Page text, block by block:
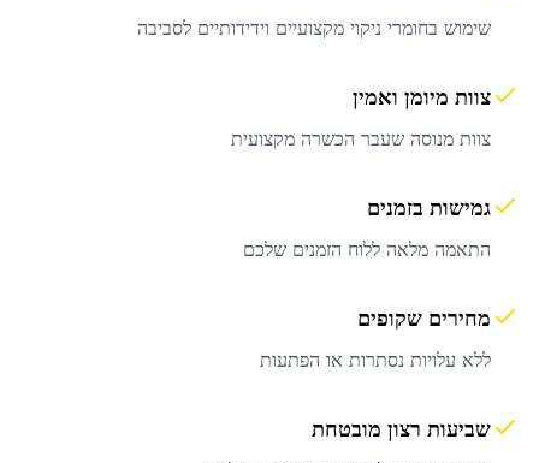
שימוש בחומרי ניקוי מקצועיים וידידותיים לסביבה
צוות מיומן ואמין
צוות מנוסה שעבר הכשרה מקצועית
גמישות בזמנים
התאמה מלאה ללוח הזמנים שלכם
מחירים שקופים
ללא עלויות נסתרות או הפתעות
שביעות רצון מובטחת